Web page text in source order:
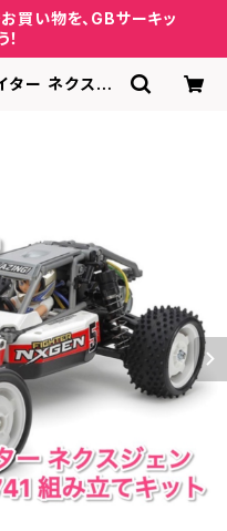
買い物を、GBサーキッ
ター ネクスジ